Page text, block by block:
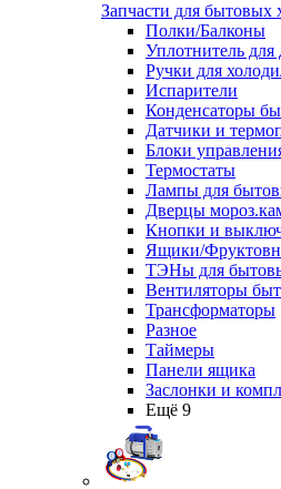
Запчасти для бытовых
Полки/Балконы
Уплотнитель для
Ручки для
Испарители
Конденсаторы
Датчики и
Блоки
Термостаты
Лампы для
Дверцы
Кнопки и
Ящики/
ТЭНы для
Вентиляторы
Трансформаторы
Разное
Таймеры
Панели ящика
Заслонки и
Ещё 9